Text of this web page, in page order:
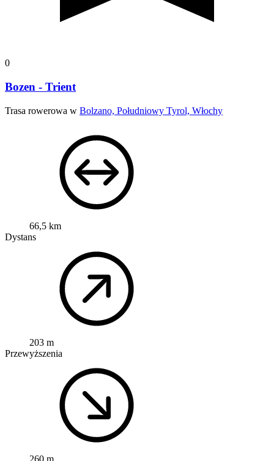
0
Bozen - Trient
Trasa rowerowa w Bolzano, Południowy Tyrol, Włochy
66,5 km
Dystans
203 m
Przewyższenia
260 m